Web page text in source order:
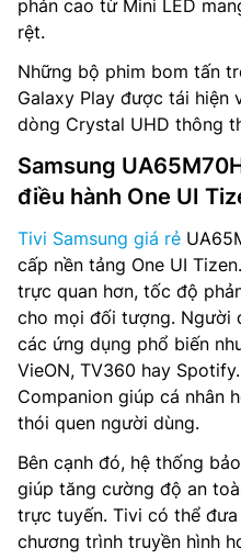
phản cao từ Mini LED
rệt.
Những bộ phim bom tấn
Galaxy Play được tái
dòng Crystal UHD thông
Samsung
điều hành One UI
Tivi Samsung giá rẻ
cấp nền tảng One UI
trực quan hơn, tốc độ
cho mọi đối tượng. Người
các ứng dụng phổ biến
VieON, TV360 hay
Companion giúp cá nhân
thói quen người dùng.
Bên cạnh đó, hệ thống
giúp tăng cường độ an
trực tuyến. Tivi có thể
chương trình truyền hình